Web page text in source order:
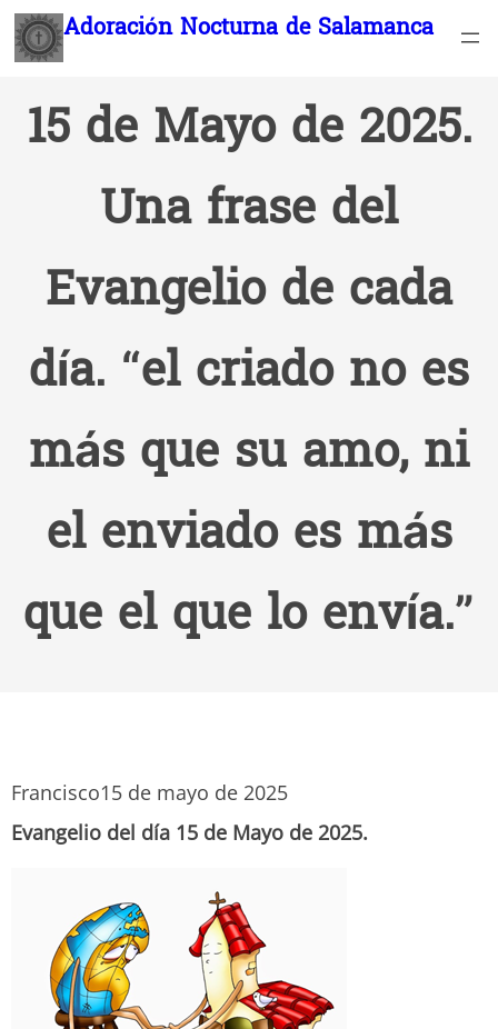
Saltar Adoración Nocturna de Salamanca
15 de Mayo de 2025.
Una frase del
Evangelio de cada
día. “el criado no es
más que su amo, ni
el enviado es más
que el que lo envía.”
Francisco15 de mayo de 2025
Evangelio del día 15 de Mayo de 2025.